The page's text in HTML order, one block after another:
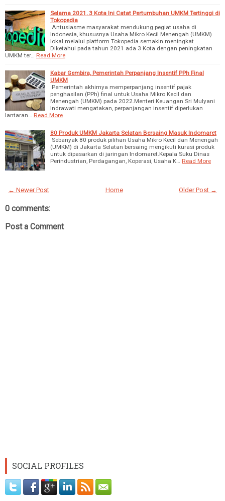
Selama 2021, 3 Kota Ini Catat Pertumbuhan UMKM Tertinggi di
Tokopedia
Antusiasme masyarakat mendukung pegiat usaha di
Indonesia, khususnya Usaha Mikro Kecil Menengah (UMKM)
lokal melalui platform Tokopedia semakin meningkat.
Diketahui pada tahun 2021 ada 3 Kota dengan peningkatan
UMKM ter… Read More
Kabar Gembira, Pemerintah Perpanjang Insentif PPh Final
UMKM
Pemerintah akhirnya memperpanjang insentif pajak
penghasilan (PPh) final untuk Usaha Mikro Kecil dan
Menengah (UMKM) pada 2022.Menteri Keuangan Sri Mulyani
Indrawati mengatakan, perpanjangan insentif diperlukan
lantaran… Read More
80 Produk UMKM Jakarta Selatan Bersaing Masuk Indomaret
Sebanyak 80 produk pilihan Usaha Mikro Kecil dan Menengah
(UMKM) di Jakarta Selatan bersaing mengikuti kurasi produk
untuk dipasarkan di jaringan Indomaret.Kepala Suku Dinas
Perindustrian, Perdagangan, Koperasi, Usaha K… Read More
← Newer Post Older Post →
Home
0 comments:
Post a Comment
SOCIAL PROFILES